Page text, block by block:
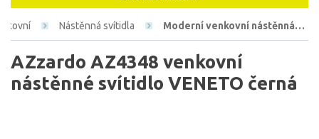
Nástěnná svítidla Moderní venkovní nástěnná…
AZzardo AZ4348 venkovní
nástěnné svítidlo VENETO černá